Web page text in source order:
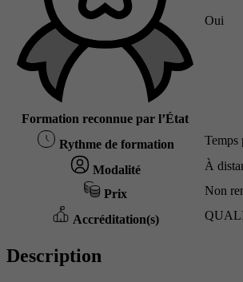
Formation reconnue par l’État
Oui
Rythme de formation Temps
Modalité À
Prix Non
Accréditation(s)
Description